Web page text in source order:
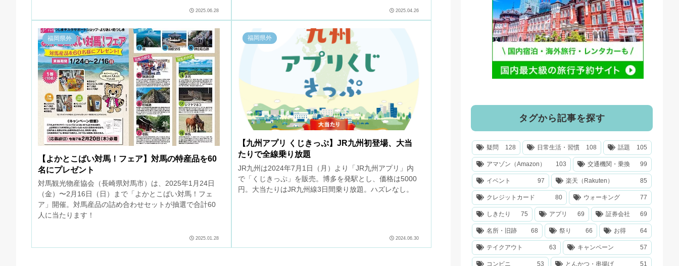
2025.06.28 2025.04.26
福岡県外
【よかとこばい対馬！フェア】対馬の特産品を60
名にプレゼント
対馬観光物産協会（長崎県対馬市）は、2025年1月24日
（金）〜2月16日（日）まで「よかとこばい対馬！フェ
ア」開催。対馬産品の詰め合わせセットが抽選で合計60
人に当たります！
2025.01.28
福岡県外
【九州アプリ くじきっぷ】JR九州初登場、大当
たりで全線乗り放題
JR九州は2024年7月1日（月）より「JR九州アプリ」内
で「くじきっぷ」を販売。博多を発駅とし、価格は5000
円。大当たりはJR九州線3日間乗り放題。ハズレなし。
2024.06.30
タグから記事を探す
疑問 128 日常生活・習慣 108 話題 105
アマゾン（Amazon） 103 交通機関・乗換 99
イベント 97 楽天（Rakuten） 85
クレジットカード 80 ウォーキング 77
しきたり 75 アプリ 69 証券会社 69
名所・旧跡 68 祭り 66 お得 64
テイクアウト 63 キャンペーン 57
コンビニ 53 とんかつ・串揚げ 51